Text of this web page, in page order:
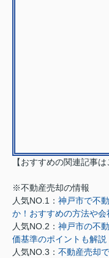
【おすすめの関連記事は
※不動産売却の情報
人気NO.1： 神戸市で不
か！おすすめの方法や
人気NO.2： 神戸市の不
価基準のポイントも解説
人気NO.3： 不動産売却